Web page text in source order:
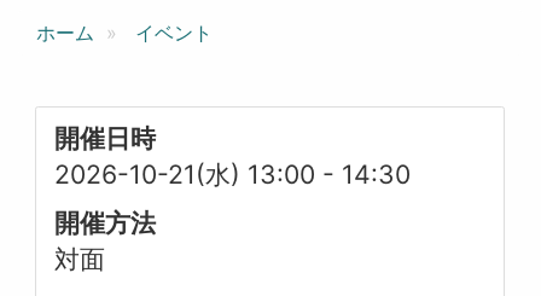
ホーム イベント
開催日時
2026-10-21(水) 13:00 - 14:30
開催方法
対面